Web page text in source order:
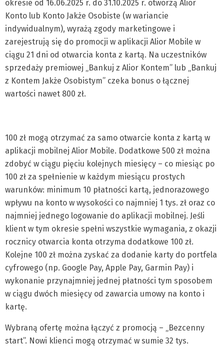
okresie od 16.06.2025 r. do 31.10.2025 r. otworzą Alior
Konto lub Konto Jakże Osobiste (w wariancie
indywidualnym), wyrażą zgody marketingowe i
zarejestrują się do promocji w aplikacji Alior Mobile w
ciągu 21 dni od otwarcia konta z kartą. Na uczestników
sprzedaży premiowej „Bankuj z Alior Kontem” lub „Bankuj
z Kontem Jakże Osobistym” czeka bonus o łącznej
wartości nawet 800 zł.
100 zł mogą otrzymać za samo otwarcie konta z kartą w
aplikacji mobilnej Alior Mobile. Dodatkowe 500 zł można
zdobyć w ciągu pięciu kolejnych miesięcy – co miesiąc po
100 zł za spełnienie w każdym miesiącu prostych
warunków: minimum 10 płatności kartą, jednorazowego
wpływu na konto w wysokości co najmniej 1 tys. zł oraz co
najmniej jednego logowanie do aplikacji mobilnej. Jeśli
klient w tym okresie spełni wszystkie wymagania, z okazji
rocznicy otwarcia konta otrzyma dodatkowe 100 zł.
Kolejne 100 zł można zyskać za dodanie karty do portfela
cyfrowego (np. Google Pay, Apple Pay, Garmin Pay) i
wykonanie przynajmniej jednej płatności tym sposobem
w ciągu dwóch miesięcy od zawarcia umowy na konto i
kartę.
Wybraną ofertę można łączyć z promocją – „Bezcenny
start”. Nowi klienci mogą otrzymać w sumie 32 tys.